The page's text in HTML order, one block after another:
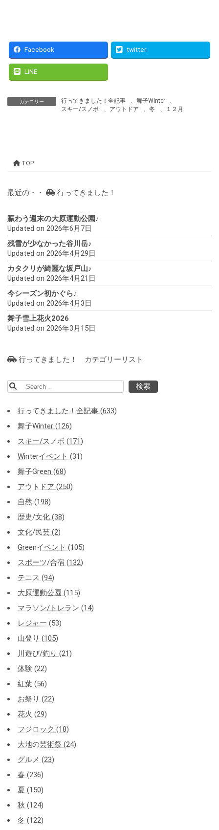
Facebook twitter
LINE
カテゴリー 行ってきました！全記事 舞子Winter
スキー/スノボ
アウトドア 、冬 １２月
TOP
最近の・・ 行ってきました！
賑わう週末の大原運動公園♪
Updated on 2026年6月7日
残雪が少なかった谷川岳♪
Updated on 2026年4月29日
カタクリが綺麗な坂戸山♪
Updated on 2026年4月21日
今シーズン初かぐら♪
Updated on 2026年4月3日
舞子雪上花火2026
Updated on 2026年3月15日
行ってきました！ カテゴリーリスト
索:
行ってきました！全記事 (633)
舞子Winter (126)
スキー/スノボ (171)
Winterイベント (31)
舞子Green (68)
アウトドア (250)
自然 (198)
歴史/文化 (38)
文化/民芸 (2)
Greenイベント (105)
スポーツ/合宿 (132)
テニス (94)
大原運動公園 (115)
マラソン/トレラン (14)
レジャー (53)
山登り (105)
川遊び/釣り (21)
体験 (22)
紅葉 (56)
お祭り (22)
花火 (29)
フジロック (18)
大地の芸術祭 (24)
グルメ (23)
春 (236)
夏 (150)
秋 (124)
冬 (122)